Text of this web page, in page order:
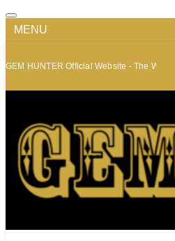
MENU
GEM HUNTER Official Website - The